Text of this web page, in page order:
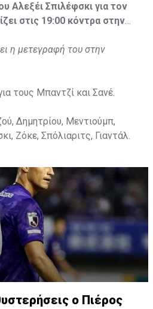
Αλεξέι Σπιλέφσκι για τον
στις 19:00 κόντρα στην
η μετεγραφή του στην
τους Μπαντζί και Σανέ.
Δημητρίου, Μεντιούμπ,
Ζόκε, Σπόλιαριτς, Γιαντάλ.
ο Πιέρος